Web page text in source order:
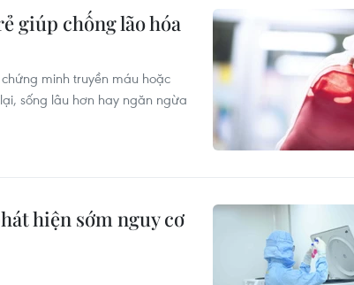
giúp chống lão hóa
minh truyền máu hoặc
sống lâu hơn hay ngăn ngừa
hiện sớm nguy cơ